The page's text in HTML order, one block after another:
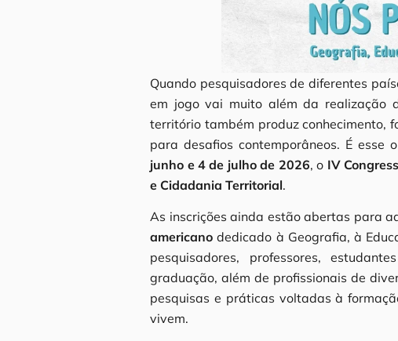
Quando pesquisadores de diferentes
em jogo vai muito além da realização
território também produz conhecimento,
para desafios contemporâneos. É
junho e 4 de julho de 2026, o IV
e Cidadania Territorial.
As inscrições ainda estão abertas para
americano dedicado à Geografia, à
pesquisadores, professores,
graduação, além de profissionais de
pesquisas e práticas voltadas à
vivem.